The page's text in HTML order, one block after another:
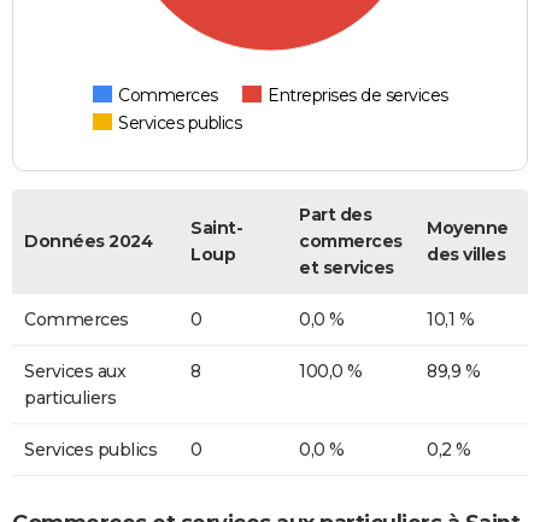
Commerces
Entreprises de services
Services publics
Données 2024
Saint-
Loup
Part des
commerces
et services
Moyenne
des villes
Commerces 0 0,0 % 10,1 %
Services aux
particuliers
8 100,0 % 89,9 %
Services publics 0 0,0 % 0,2 %